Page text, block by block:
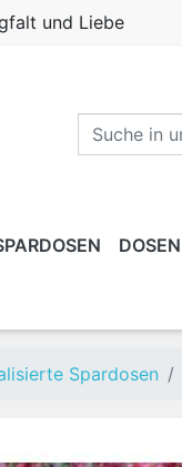
und Liebe
VEREINE
DECKEL
MODULARES REGAL
Spardosen